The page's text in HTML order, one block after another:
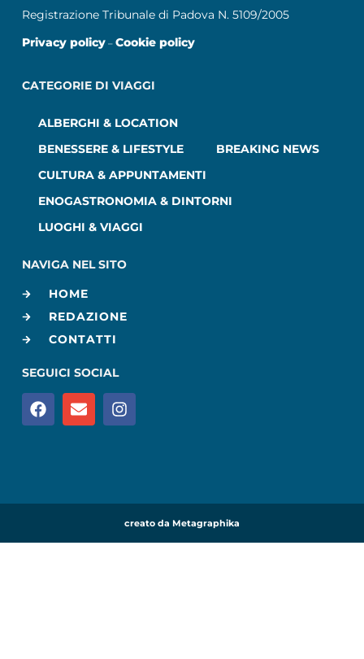
Registrazione Tribunale di Padova N. 5109/2005
Privacy policy– Cookie policy
CATEGORIE DI VIAGGI
ALBERGHI & LOCATION
BENESSERE & LIFESTYLE
BREAKING NEWS
CULTURA & APPUNTAMENTI
ENOGASTRONOMIA & DINTORNI
LUOGHI & VIAGGI
NAVIGA NEL SITO
HOME
REDAZIONE
CONTATTI
SEGUICI SOCIAL
creato da Metagraphika